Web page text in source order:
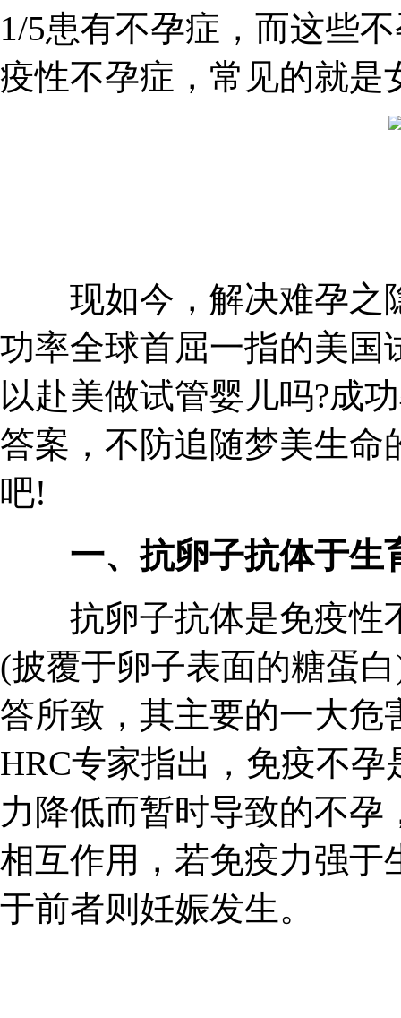
1/5患有不孕症，而这些
疫性不孕症，常见的就是
现如今，解决难孕之
功率全球首屈一指的美国
以赴美做试管婴儿吗?成
答案，不防追随梦美生命
吧!
一、抗卵子抗体于生
抗卵子抗体是免疫性
(披覆于卵子表面的糖蛋
答所致，其主要的一大危
HRC专家指出，免疫不
力降低而暂时导致的不
相互作用，若免疫力强于
于前者则妊娠发生。